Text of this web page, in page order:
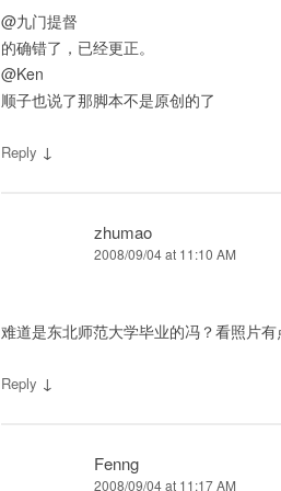
@九门提督
的确错了，已经更正。
@Ken
顺子也说了那脚本不是原创的了
Reply ↓
zhumao
2008/09/04 at 11:10 AM
难道是东北师范大学毕业的冯？看照片
Reply ↓
Fenng
2008/09/04 at 11:17 AM